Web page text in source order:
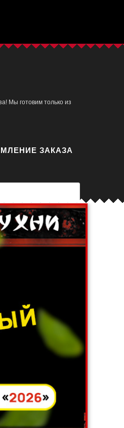
Мы готовим только из
ЗАКАЗА